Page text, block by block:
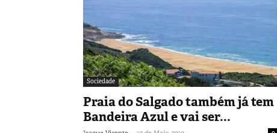
Sociedade
Praia do Salgado também já tem
Bandeira Azul e vai ser...